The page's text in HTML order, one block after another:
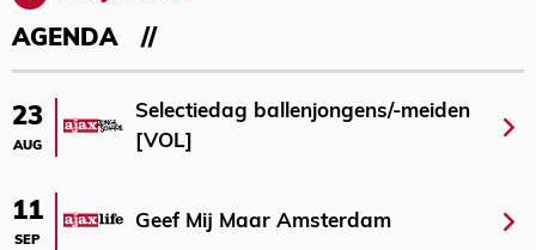
AGENDA
23
AUG
Selectiedag ballenjongens/-meiden
[VOL]
11
SEP
Geef Mij Maar Amsterdam